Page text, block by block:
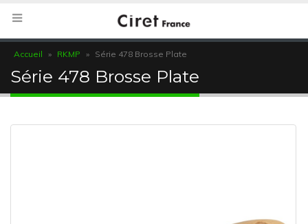
Accueil » RKMP » Série 478 Brosse Plate
Série 478 Brosse Plate